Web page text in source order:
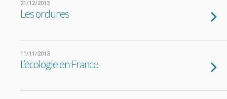
21/12/2013
Les ordures
11/11/2013
L’écologie en France